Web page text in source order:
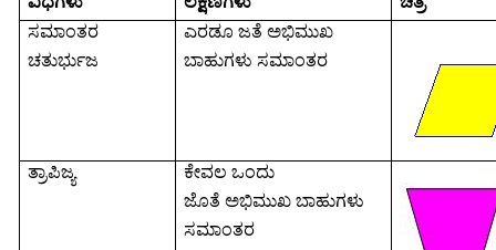
ಸಮಾಂತರ
ಚತುರ್ಭುಜ
ಎರಡೂ ಜತೆ ಅಭಿಮುಖ
ಬಾಹುಗಳು ಸಮಾಂತರ
ತ್ರಾಪಿಜ್ಯ ಕೇವಲ ಒಂದು
ಜೊತೆ ಅಭಿಮುಖ ಬಾಹುಗಳು
ಸಮಾಂತರ